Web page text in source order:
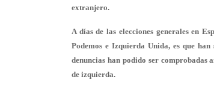
extranjero.
A días de las elecciones generales en
Podemos e Izquierda Unida, es que
denuncias han podido ser comprobadas
de izquierda.